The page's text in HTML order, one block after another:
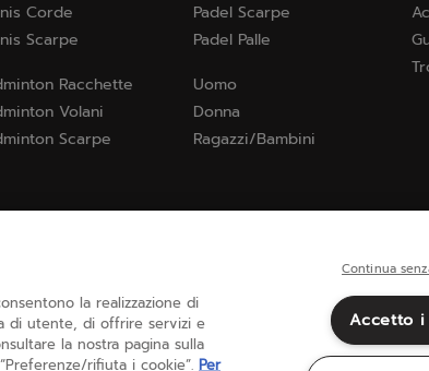
Corde
Scarpe
Padel Scarpe
Padel Palle
Racchette
Volani
Scarpe
Uomo
Donna
Ragazzi/Bambini
la realizzazione di
di utente, di offrire servizi e
la nostra pagina sulla
rifiuta i cookie”. Per
Continua
Accetto